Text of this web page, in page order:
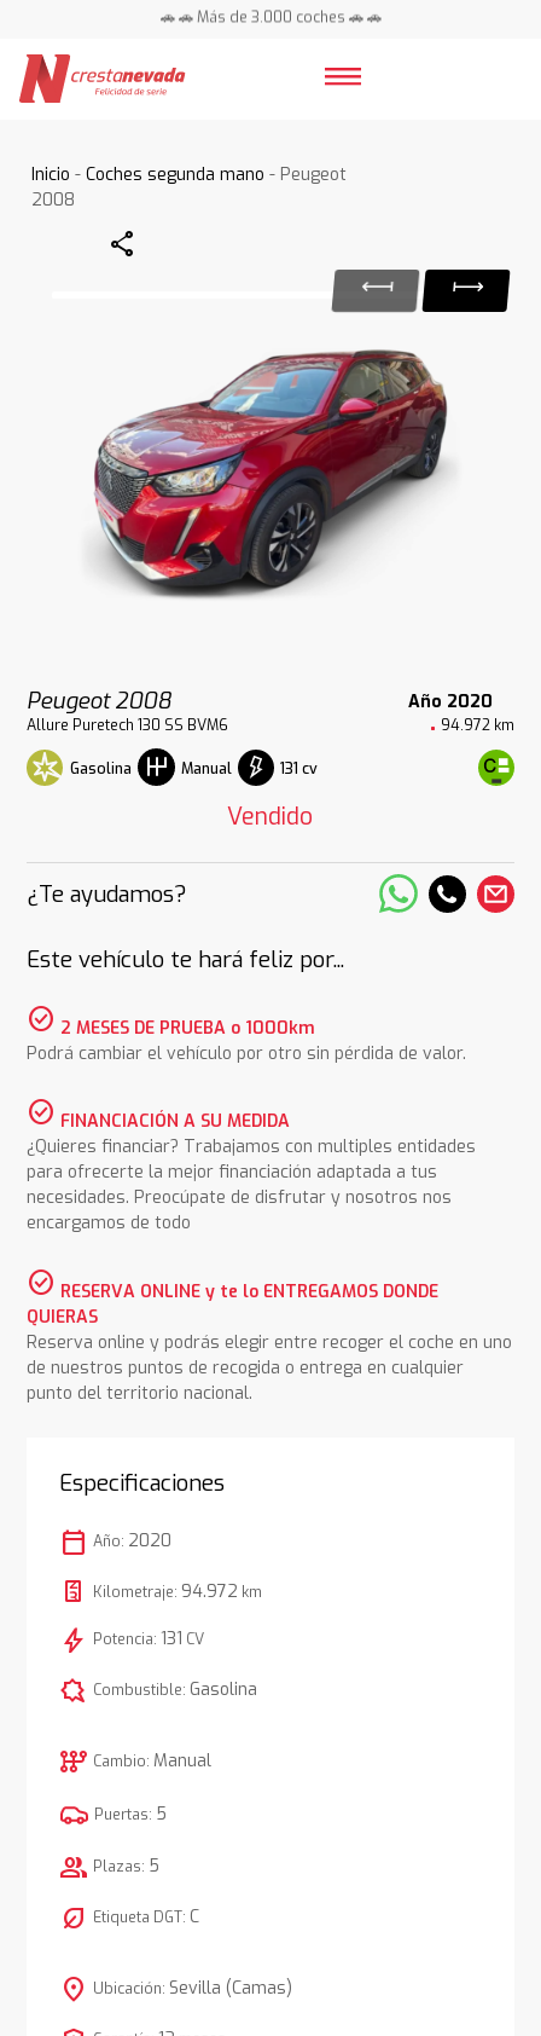
🚗 🚗 Más de 3.000 coches 🚗 🚗
Inicio -Coches segunda mano - Peugeot
2008
Share
Peugeot 2008 Año 2020
Allure Puretech 130 SS BVM6 94.972 km
Gasolina Manual 131 cv
Vendido
¿Te ayudamos?
Este vehículo te hará feliz por...
check_circle 2 MESES DE PRUEBA o 1000km
Podrá cambiar el vehículo por otro sin pérdida de valor.
check_circle FINANCIACIÓN A SU MEDIDA
¿Quieres financiar? Trabajamos con multiples entidades
para ofrecerte la mejor financiación adaptada a tus
necesidades. Preocúpate de disfrutar y nosotros nos
encargamos de todo
check_circle RESERVA ONLINE y te lo ENTREGAMOS DONDE
QUIERAS
Reserva online y podrás elegir entre recoger el coche en uno
de nuestros puntos de recogida o entrega en cualquier
punto del territorio nacional.
Especificaciones
calendar_today Año: 2020
Kilometraje: 94.972 km
bolt Potencia: 131 CV
comic_bubble Combustible: Gasolina
auto_transmission Cambio: Manual
Puertas: 5
group Plazas: 5
nest_eco_leaf Etiqueta DGT: C
location_on Ubicación: Sevilla (Camas)